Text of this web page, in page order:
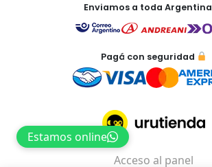
entradas
Enviamos a toda Argentina
Pagá con seguridad
Acceso al panel
Estamos online